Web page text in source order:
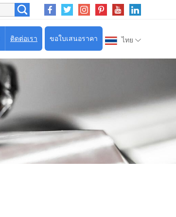
ไทย
ขอใบเสนอราคา
ติดต่อเรา